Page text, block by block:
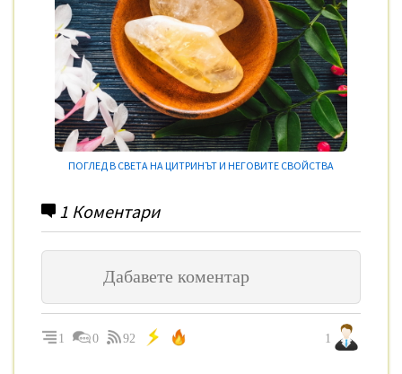
ПОГЛЕД В СВЕТА НА ЦИТРИНЪТ И НЕГОВИТЕ СВОЙСТВА
1 Коментари
1 0 92 1